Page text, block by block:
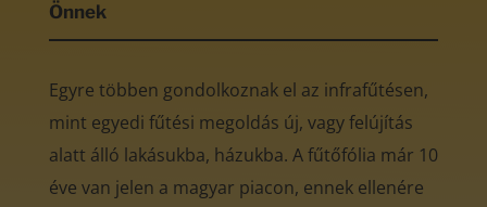
Önnek
Egyre többen gondolkoznak el az infrafűtésen,
mint egyedi fűtési megoldás új, vagy felújítás
alatt álló lakásukba, házukba. A fűtőfólia már 10
éve van jelen a magyar piacon, ennek ellenére